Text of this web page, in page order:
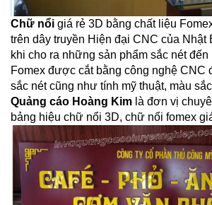
Chữ nổi giá rẻ 3D bằng chất liệu
trên dây truyền Hiện đại CNC của Nhật
khi cho ra những sản phẩm sắc nét
Fomex được cắt bằng công nghệ CNC
sắc nét cũng như tính mỹ thuật, màu
Quảng cáo Hoàng Kim là đơn vị
bảng hiệu chữ nổi 3D, chữ nổi fomex